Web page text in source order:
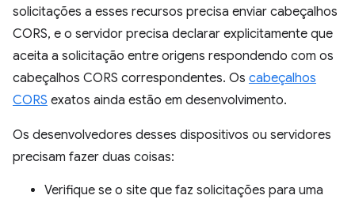
solicitações a esses recursos precisa enviar cabeçalhos
CORS, e o servidor precisa declarar explicitamente que
aceita a solicitação entre origens respondendo com os
cabeçalhos CORS correspondentes. Os cabeçalhos
CORS exatos ainda estão em desenvolvimento.
Os desenvolvedores desses dispositivos ou servidores
precisam fazer duas coisas:
Verifique se o site que faz solicitações para uma